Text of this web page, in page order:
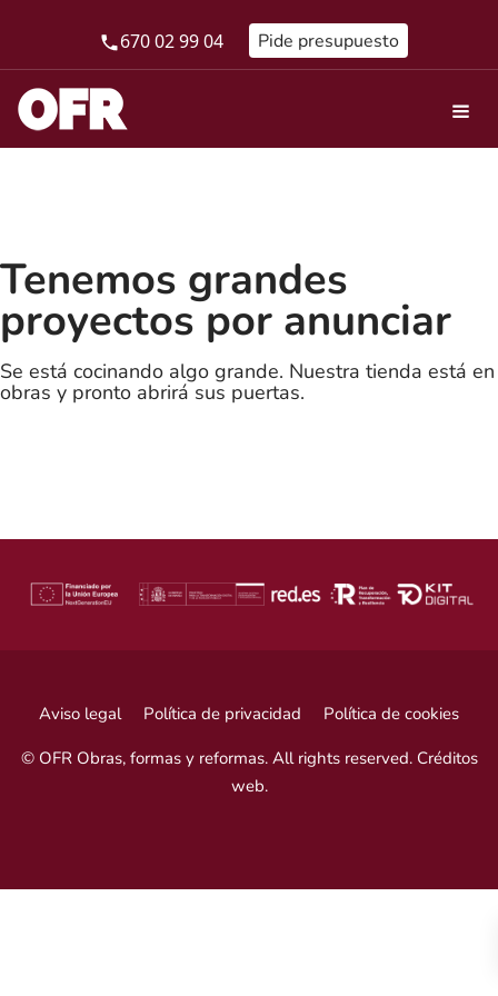
670 02 99 04 Pide presupuesto
Tenemos grandes
proyectos por anunciar
Se está cocinando algo grande. Nuestra tienda está en
obras y pronto abrirá sus puertas.
Aviso legal Política de privacidad
Política de cookies
© OFR Obras, formas y reformas. All rights reserved. Créditos
web.